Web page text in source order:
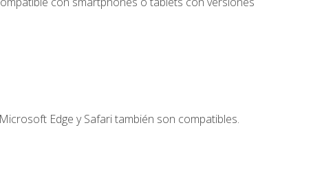
Edge y Safari también son compatibles.